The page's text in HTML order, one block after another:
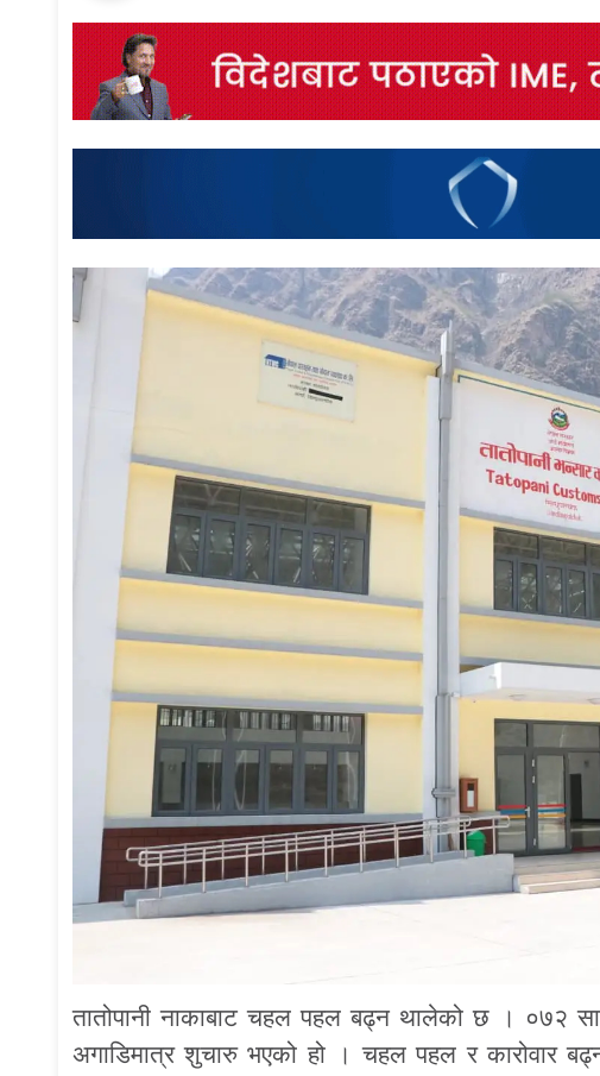
तातोपानी नाकाबाट चहल पहल बढ्न थालेको छ । ०७२
अगाडिमात्र शुचारु भएको हो । चहल पहल र कारोवार